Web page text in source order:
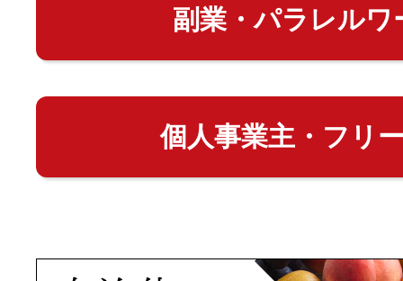
副業・パラレルワ
個人事業主・フリ